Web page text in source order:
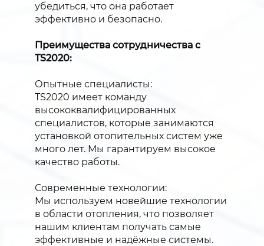
убедиться, что она работает
эффективно и безопасно.
Преимущества сотрудничества с
TS2020:
Опытные специалисты:
TS2020 имеет команду
высококвалифицированных
специалистов, которые занимаются
установкой отопительных систем уже
много лет. Мы гарантируем высокое
качество работы.
Современные технологии:
Мы используем новейшие технологии
в области отопления, что позволяет
нашим клиентам получать самые
эффективные и надёжные системы.